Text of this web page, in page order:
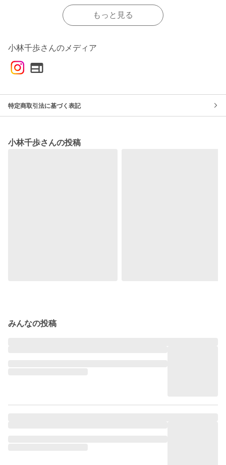
もっと見る
小林千歩さんのメディア
特定商取引法に基づく表記
小林千歩さんの投稿
みんなの投稿